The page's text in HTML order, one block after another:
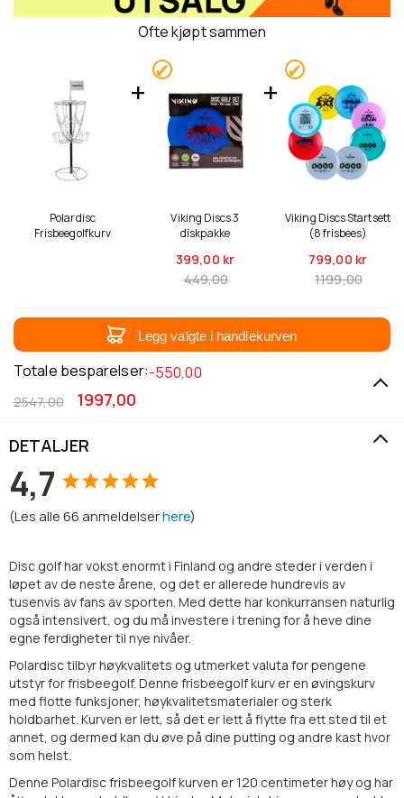
Ofte kjøpt sammen
Polardisc
Frisbeegolfkurv
Viking Discs 3
diskpakke
399,00 kr
449,00
Viking Discs Startsett
(8 frisbees)
799,00 kr
1199,00
Legg valgte i handlekurven
Totale besparelser:-550,00
1997,00
2547,00
DETALJER
4,7
(Les alle66anmeldelserhere)
Disc golf har vokst enormt i Finland og andre steder i verden i
løpet av de neste årene, og det er allerede hundrevis av
tusenvis av fans av sporten. Med dette har konkurransen naturlig
også intensivert, og du må investere i trening for å heve dine
egne ferdigheter til nye nivåer.
Polardisc tilbyr høykvalitets og utmerket valuta for pengene
utstyr for frisbeegolf. Denne frisbeegolf kurv er en øvingskurv
med flotte funksjoner, høykvalitetsmaterialer og sterk
holdbarhet. Kurven er lett, så det er lett å flytte fra ett sted til et
annet, og dermed kan du øve på dine putting og andre kast hvor
som helst.
Denne Polardisc frisbeegolf kurven er 120 centimeter høy og har